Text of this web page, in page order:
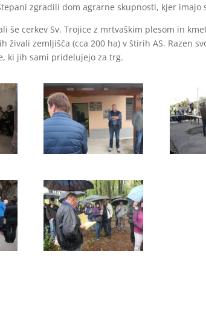
zgradili dom agrarne skupnosti, kjer
še cerkev Sv. Trojice z mrtvaškim plesom in
živali zemljišča (cca 200 ha) v štirih AS. Razen
ki jih sami pridelujejo za trg.